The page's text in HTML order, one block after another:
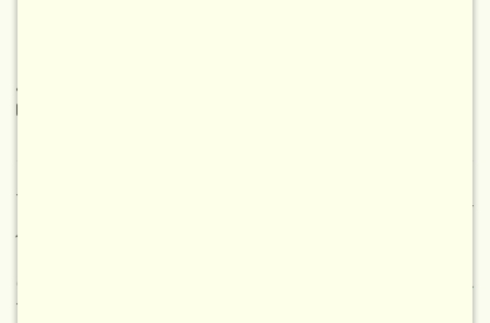
Toshken viloyati – respublikaning shimoliy-sharqida
qozoq, tatar, tojik, koreys va boshqa millat vakillari yashaydi.
Tarkibida 17 shahar (Toshkent, Olmaliq, Angren, Ohangaron,